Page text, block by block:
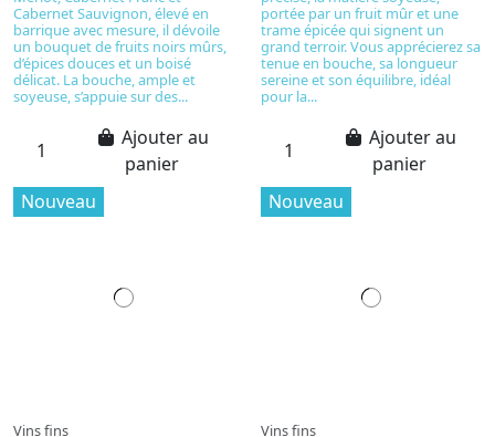
Cabernet Sauvignon, élevé en
barrique avec mesure, il dévoile
un bouquet de fruits noirs mûrs,
d’épices douces et un boisé
délicat. La bouche, ample et
soyeuse, s’appuie sur des...
Ajouter au
panier
portée par un fruit mûr et une
trame épicée qui signent un
grand terroir. Vous apprécierez sa
tenue en bouche, sa longueur
sereine et son équilibre, idéal
pour la...
Ajouter au
panier
Nouveau
Vins fins
Nouveau
Vins fins